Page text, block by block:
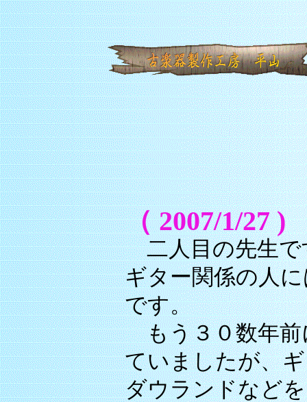
（ 2007/1/27 )
二人目の先生で
ギター関係の人
です。
もう３０数年前
ていましたが、
ダウランドなど